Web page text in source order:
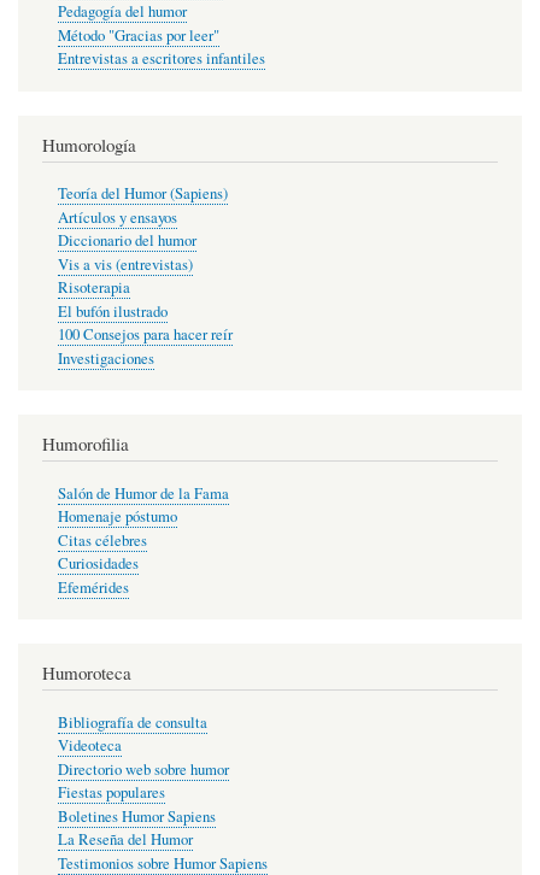
Pedagogía del humor
Método "Gracias por leer"
Entrevistas a escritores infantiles
Humorología
Teoría del Humor (Sapiens)
Artículos y ensayos
Diccionario del humor
Vis a vis (entrevistas)
Risoterapia
El bufón ilustrado
100 Consejos para hacer reír
Investigaciones
Humorofilia
Salón de Humor de la Fama
Homenaje póstumo
Citas célebres
Curiosidades
Efemérides
Humoroteca
Bibliografía de consulta
Videoteca
Directorio web sobre humor
Fiestas populares
Boletines Humor Sapiens
La Reseña del Humor
Testimonios sobre Humor Sapiens